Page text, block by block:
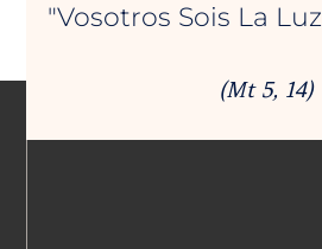
"Vosotros Sois La
(Mt 5, 14)